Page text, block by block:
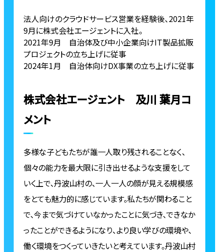
法人向けのクラウドサービス営業を経験後、2021年
9月に株式会社エージェントに入社。
2021年9月 自治体及び中小企業向けIT製品拡販
プロジェクトの立ち上げに従事
2024年1月 自治体向けDX事業の立ち上げに従事
株式会社エージェント 及川 葉月コ
メント
多様な子どもたちが誰一人取り残されることなく、
個々の能力を最大限に引き出せるような支援をして
いく上で、丹波山村の、一人一人の顔が見える規模感
をとても魅力的に感じています。私たちが関わること
で、今まで気づけていなかったことに気づき、できなか
ったことができるようになり、より良い学びの環境や、
働く環境をつくっていきたいと考えています。丹波山村